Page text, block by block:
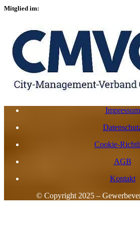
Mitglied im:
Impressum
Cookie-
AGB
Kontakt
© Copyright 2025 –